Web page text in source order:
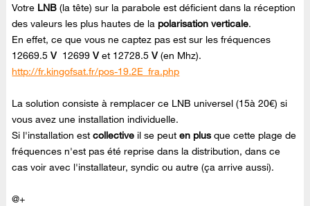
Votre LNB (la tête) sur la parabole est déficient dans la réception
des valeurs les plus hautes de la polarisation verticale.
En effet, ce que vous ne captez pas est sur les fréquences
12669.5V 12699V et 12728.5V (en Mhz).
http://fr.kingofsat.fr/pos-19.2E_fra.php
La solution consiste à remplacer ce LNB universel (15à 20€) si
vous avez une installation individuelle.
Si l'installation est collective il se peuten plus que cette plage de
fréquences n'est pas été reprise dans la distribution, dans ce
cas voir avec l'installateur, syndic ou autre (ça arrive aussi).
@+